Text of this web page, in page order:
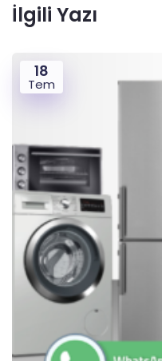
İlgili Yazı
18
Tem